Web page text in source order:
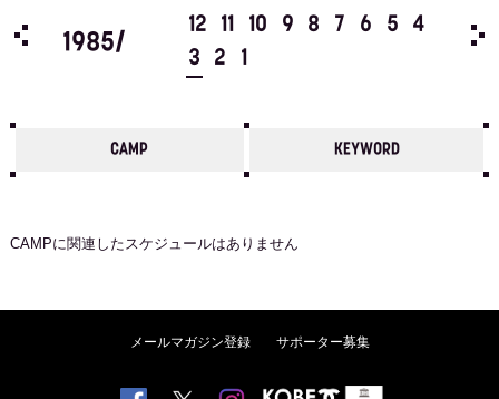
4
1985/
12 11 10 9 8 7 6 5
4
3
2 1
CAMP KEYWORD
CAMPに関連したスケジュールはありません
メールマガジン登録 サポーター募集